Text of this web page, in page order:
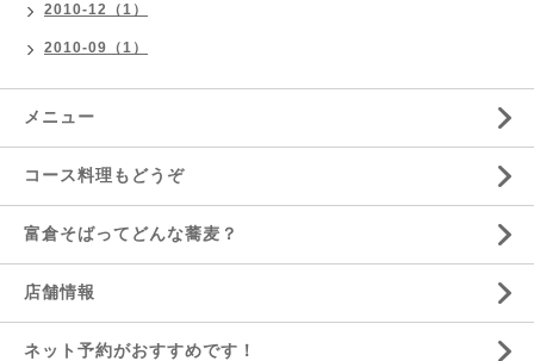
2010-12（1）
2010-09（1）
メニュー
コース料理もどうぞ
富倉そばってどんな蕎麦？
店舗情報
ネット予約がおすすめです！